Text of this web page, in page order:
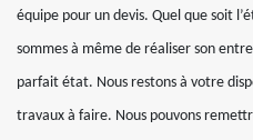
équipe pour un devis. Quel que soit
sommes à même de réaliser son
parfait état. Nous restons à votre
travaux à faire. Nous pouvons